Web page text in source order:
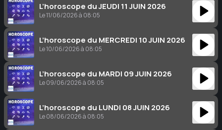
L’horoscope du JEUDI 11 JUIN 2026
Le 11/06/2026 à 08:05
L’horoscope du MERCREDI 10 JUIN 2026
Le 10/06/2026 à 08:05
L’horoscope du MARDI 09 JUIN 2026
Le 09/06/2026 à 08:05
L’horoscope du LUNDI 08 JUIN 2026
Le 08/06/2026 à 08:05